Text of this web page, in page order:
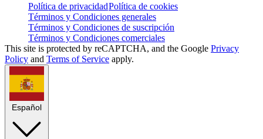
Política de privacidadPolítica de cookies
Términos y Condiciones generales
Términos y Condiciones de suscripción
Términos y Condiciones comerciales
This site is protected by reCAPTCHA, and the Google Privacy
Policy and Terms of Service apply.
Español